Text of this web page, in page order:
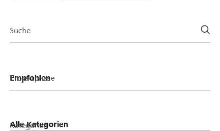
Suche
Projektphase
Kategorien